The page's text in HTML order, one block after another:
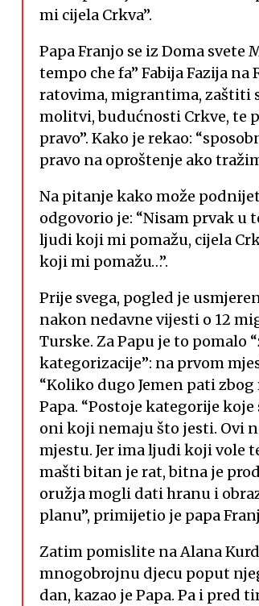
mi cijela Crkva”.
Papa Franjo se iz Doma
tempo che fa” Fabija Fazija
ratovima, migrantima, zaštiti
molitvi, budućnosti Crkve, te
pravo”. Kako je rekao:
pravo na oproštenje ako
Na pitanje kako može
odgovorio je: “Nisam prvak u
ljudi koji mi pomažu, cijela
koji mi pomažu…”.
Prije svega, pogled je
nakon nedavne vijesti o 12
Turske. Za Papu je to pomalo
kategorizacije”: na prvom
“Koliko dugo Jemen pati
Papa. “Postoje kategorije
oni koji nemaju što jesti. Ovi
mjestu. Jer ima ljudi koji vole
mašti bitan je rat, bitna je
oružja mogli dati hranu i
planu”, primijetio je papa
Zatim pomislite na Alana
mnogobrojnu djecu poput
dan, kazao je Papa. Pa i pred